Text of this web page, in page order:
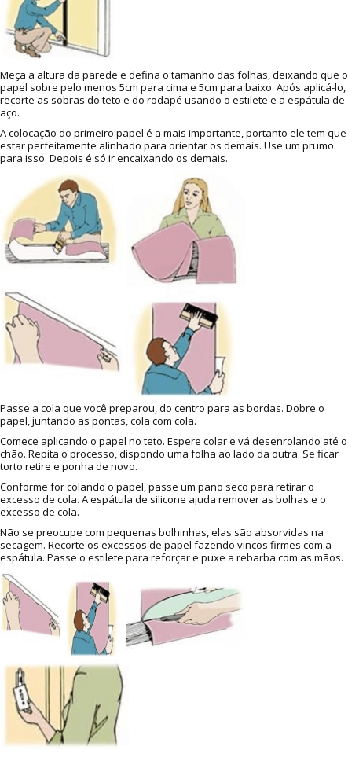
Meça a altura da parede e defina o tamanho das folhas, deixando que o
papel sobre pelo menos 5cm para cima e 5cm para baixo. Após aplicá-lo,
recorte as sobras do teto e do rodapé usando o estilete e a espátula de
aço.
A colocação do primeiro papel é a mais importante, portanto ele tem que
estar perfeitamente alinhado para orientar os demais. Use um prumo
para isso. Depois é só ir encaixando os demais.
Passe a cola que você preparou, do centro para as bordas. Dobre o
papel, juntando as pontas, cola com cola.
Comece aplicando o papel no teto. Espere colar e vá desenrolando até o
chão. Repita o processo, dispondo uma folha ao lado da outra. Se ficar
torto retire e ponha de novo.
Conforme for colando o papel, passe um pano seco para retirar o
excesso de cola. A espátula de silicone ajuda remover as bolhas e o
excesso de cola.
Não se preocupe com pequenas bolhinhas, elas são absorvidas na
secagem. Recorte os excessos de papel fazendo vincos firmes com a
espátula. Passe o estilete para reforçar e puxe a rebarba com as mãos.